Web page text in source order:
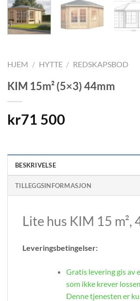
HJEM / HYTTE / REDSKAPSBOD
KIM 15m² (5×3) 44mm
kr71 500
BESKRIVELSE
TILLEGGSINFORMASJON
Lite hus KIM 15 m²,
Leveringsbetingelser:
Gratis levering gis av
som ikke krever
Denne tjenesten er